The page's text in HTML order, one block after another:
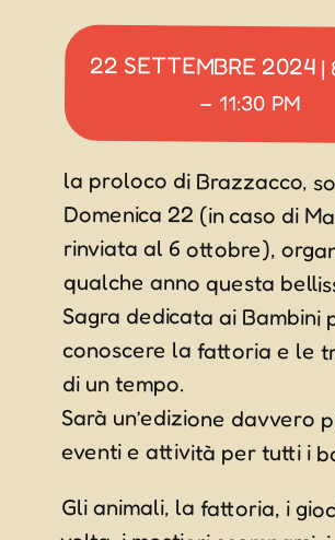
22 SETTEMBRE 2024 |
– 11:30 PM
la proloco di Brazzacco,
Domenica 22 (in caso di
rinviata al 6 ottobre),
qualche anno questa
Sagra dedicata ai
conoscere la fattoria e le
di un tempo.
Sarà un’edizione davvero
eventi e attività per tutti i
Gli animali, la fattoria, i
volta, i mestieri
mercatini, laboratori,
carrozza trainata da
dimostrazioni di come si